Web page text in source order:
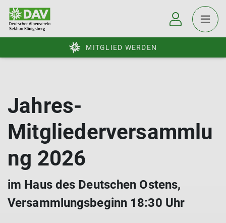
MITGLIED WERDEN
Jahres-
Mitgliederversammlu
ng 2026
im Haus des Deutschen Ostens,
Versammlungsbeginn 18:30 Uhr